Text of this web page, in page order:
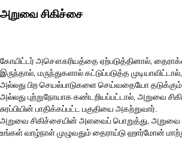
அறுவை சிகிச்சை
கோயிட்டர் அசௌகரியத்தை ஏற்படுத்தினால்,
இருந்தால், மருந்துகளால் கட்டுப்படுத்த
அல்லது பிற செயல்பாடுகளை செய்வதையோ
அல்லது புற்றுநோயாக கண்டறியப்பட்டால், அறுவை
சுரப்பியின் பாதிக்கப்பட்ட பகுதியை அகற்றுவார்.
அறுவை சிகிச்சையின் அளவைப் பொறுத்து, அறுவை
உங்கள் வாழ்நாள் முழுவதும் தைராய்டு ஹார்மோன்